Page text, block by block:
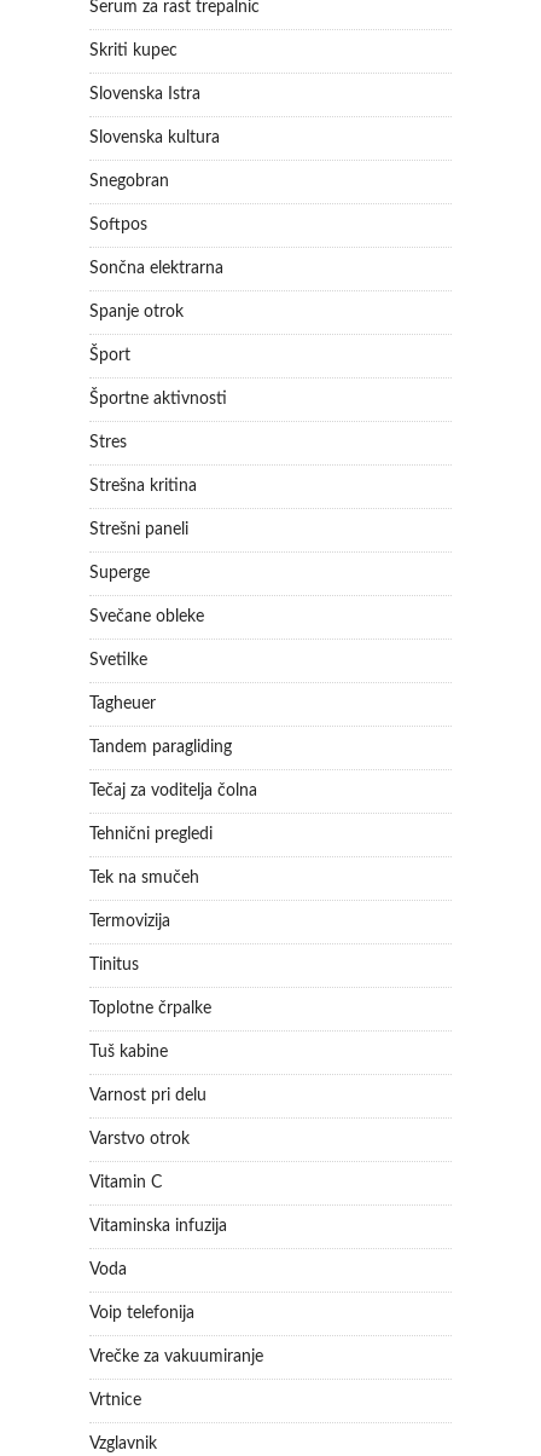
Serum za rast trepalnic
Skriti kupec
Slovenska Istra
Slovenska kultura
Snegobran
Softpos
Sončna elektrarna
Spanje otrok
Šport
Športne aktivnosti
Stres
Strešna kritina
Strešni paneli
Superge
Svečane obleke
Svetilke
Tagheuer
Tandem paragliding
Tečaj za voditelja čolna
Tehnični pregledi
Tek na smučeh
Termovizija
Tinitus
Toplotne črpalke
Tuš kabine
Varnost pri delu
Varstvo otrok
Vitamin C
Vitaminska infuzija
Voda
Voip telefonija
Vrečke za vakuumiranje
Vrtnice
Vzglavnik